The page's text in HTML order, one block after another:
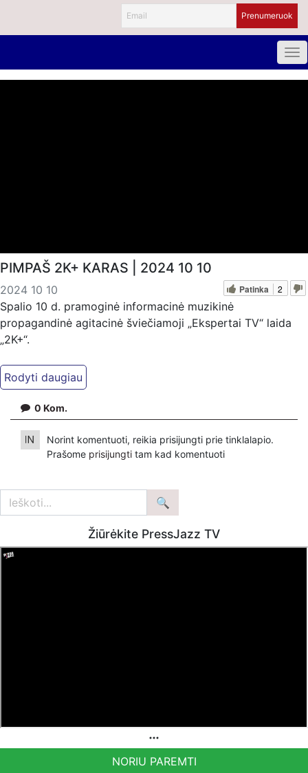
PIMPAŠ 2K+ KARAS | 2024 10 10
2024 10 10 Patinka 2
Spalio 10 d. pramoginė informacinė muzikinė
propagandinė agitacinė šviečiamoji „Ekspertai TV“ laida
„2K+“.
Kiti mūsų kanalai:
Ekspertai.eu Telegram'e – https://t.me/ekspertaiTelegram
https://www.ekspertai.eu
Mūsų veikla galima tik dėka skaitytojų ir žiūrovų, mus
VšĮ „Ekspertai.eu“ per PayPal paspaudę šią nuorodą –
https://www.paypal.com/paypalme/Ekspertaieu?
0 Kom.
Norint komentuoti, reikia prisijungti prie tinklalapio.
Prašome prisijungti tam kad komentuoti
Žiūrėkite PressJazz TV
NORIU PAREMTI